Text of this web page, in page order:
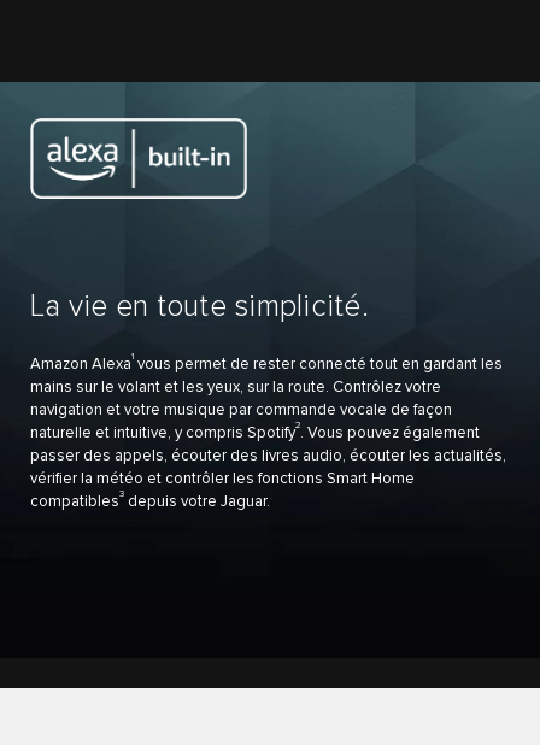
La vie en toute simplicité.
Amazon Alexa1 vous permet de rester connecté tout en gardant les
mains sur le volant et les yeux, sur la route. Contrôlez votre
navigation et votre musique par commande vocale de façon
naturelle et intuitive, y compris Spotify2. Vous pouvez également
passer des appels, écouter des livres audio, écouter les actualités,
vérifier la météo et contrôler les fonctions Smart Home
compatibles3 depuis votre Jaguar.